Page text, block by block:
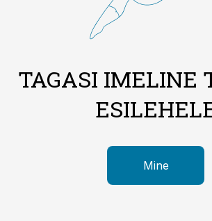
TAGASI IMELINE
Mine